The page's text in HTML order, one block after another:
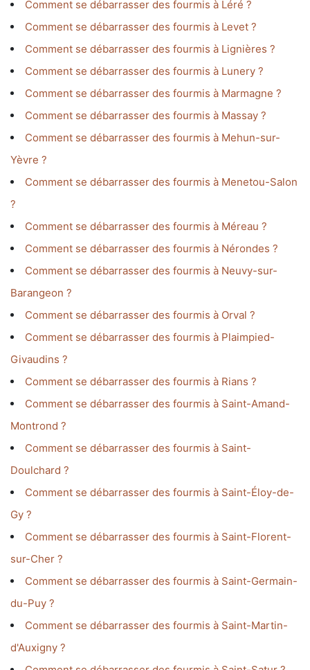
Comment se débarrasser des fourmis à Léré ?
Comment se débarrasser des fourmis à Levet ?
Comment se débarrasser des fourmis à Lignières ?
Comment se débarrasser des fourmis à Lunery ?
Comment se débarrasser des fourmis à Marmagne ?
Comment se débarrasser des fourmis à Massay ?
Comment se débarrasser des fourmis à Mehun-sur-
Yèvre ?
Comment se débarrasser des fourmis à Menetou-Salon
?
Comment se débarrasser des fourmis à Méreau ?
Comment se débarrasser des fourmis à Nérondes ?
Comment se débarrasser des fourmis à Neuvy-sur-
Barangeon ?
Comment se débarrasser des fourmis à Orval ?
Comment se débarrasser des fourmis à Plaimpied-
Givaudins ?
Comment se débarrasser des fourmis à Rians ?
Comment se débarrasser des fourmis à Saint-Amand-
Montrond ?
Comment se débarrasser des fourmis à Saint-
Doulchard ?
Comment se débarrasser des fourmis à Saint-Éloy-de-
Gy ?
Comment se débarrasser des fourmis à Saint-Florent-
sur-Cher ?
Comment se débarrasser des fourmis à Saint-Germain-
du-Puy ?
Comment se débarrasser des fourmis à Saint-Martin-
d'Auxigny ?